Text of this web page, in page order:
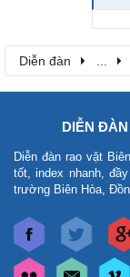
Diễn đàn
DIỄN
Diễn đàn rao vặt
tốt, index nhanh,
trường Biên Hòa,